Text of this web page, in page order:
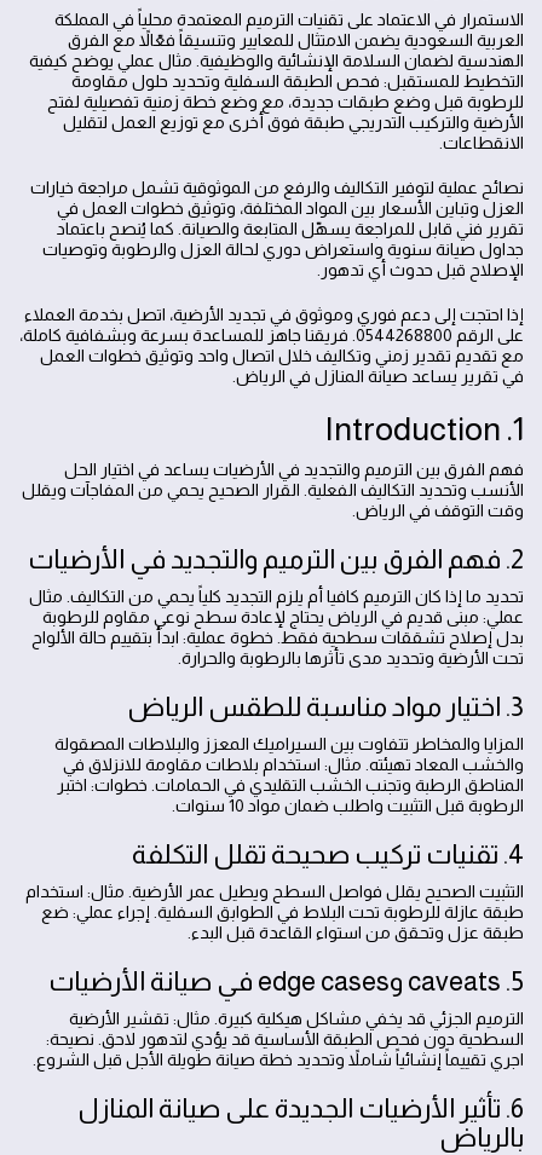
الاستمرار في الاعتماد على تقنيات الترميم المعتمدة محلياً في المملكة
العربية السعودية يضمن الامتثال للمعايير وتنسيقاً فعّالاً مع الفرق
الهندسية لضمان السلامة الإنشائية والوظيفية. مثال عملي يوضح كيفية
التخطيط للمستقبل: فحص الطبقة السفلية وتحديد حلول مقاومة
للرطوبة قبل وضع طبقات جديدة، مع وضع خطة زمنية تفصيلية لفتح
الأرضية والتركيب التدريجي طبقة فوق أخرى مع توزيع العمل لتقليل
الانقطاعات.
نصائح عملية لتوفير التكاليف والرفع من الموثوقية تشمل مراجعة خيارات
العزل وتباين الأسعار بين المواد المختلفة، وتوثيق خطوات العمل في
تقرير فني قابل للمراجعة يسهّل المتابعة والصيانة. كما يُنصح باعتماد
جداول صيانة سنوية واستعراض دوري لحالة العزل والرطوبة وتوصيات
الإصلاح قبل حدوث أي تدهور.
إذا احتجت إلى دعم فوري وموثوق في تجديد الأرضية، اتصل بخدمة العملاء
على الرقم 0544268800. فريقنا جاهز للمساعدة بسرعة وبشفافية كاملة،
مع تقديم تقدير زمني وتكاليف خلال اتصال واحد وتوثيق خطوات العمل
في تقرير يساعد صيانة المنازل في الرياض.
1. Introduction
فهم الفرق بين الترميم والتجديد في الأرضيات يساعد في اختيار الحل
الأنسب وتحديد التكاليف الفعلية. القرار الصحيح يحمي من المفاجآت ويقلل
وقت التوقف في الرياض.
2. فهم الفرق بين الترميم والتجديد في الأرضيات
تحديد ما إذا كان الترميم كافيا أم يلزم التجديد كلياً يحمي من التكاليف. مثال
عملي: مبنى قديم في الرياض يحتاج لإعادة سطح نوعي مقاوم للرطوبة
بدل إصلاح تشققات سطحية فقط. خطوة عملية: ابدأ بتقييم حالة الألواح
تحت الأرضية وتحديد مدى تأثرها بالرطوبة والحرارة.
3. اختيار مواد مناسبة للطقس الرياض
المزايا والمخاطر تتفاوت بين السيراميك المعزز والبلاطات المصقولة
والخشب المعاد تهيئته. مثال: استخدام بلاطات مقاومة للانزلاق في
المناطق الرطبة وتجنب الخشب التقليدي في الحمامات. خطوات: اختبر
الرطوبة قبل التثبيت واطلب ضمان مواد 10 سنوات.
4. تقنيات تركيب صحيحة تقلل التكلفة
التثبيت الصحيح يقلل فواصل السطح ويطيل عمر الأرضية. مثال: استخدام
طبقة عازلة للرطوبة تحت البلاط في الطوابق السفلية. إجراء عملي: ضع
طبقة عزل وتحقق من استواء القاعدة قبل البدء.
5. caveats وedge cases في صيانة الأرضيات
الترميم الجزئي قد يخفي مشاكل هيكلية كبيرة. مثال: تقشير الأرضية
السطحية دون فحص الطبقة الأساسية قد يؤدي لتدهور لاحق. نصيحة:
اجري تقييماً إنشائياً شاملاً وتحديد خطة صيانة طويلة الأجل قبل الشروع.
6. تأثير الأرضيات الجديدة على صيانة المنازل
بالرياض